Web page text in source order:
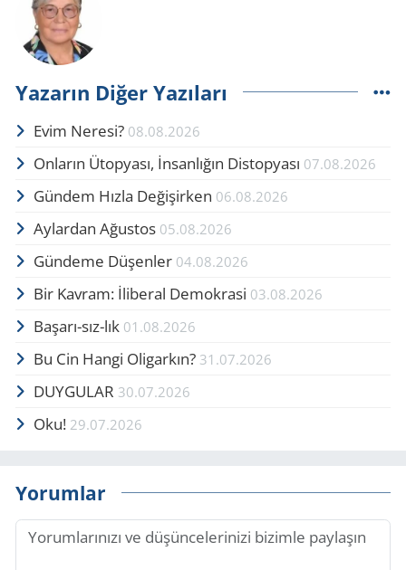
Yazarın Diğer Yazıları
Evim Neresi? 08.08.2026
Onların Ütopyası, İnsanlığın Distopyası 07.08.2026
Gündem Hızla Değişirken 06.08.2026
Aylardan Ağustos 05.08.2026
Gündeme Düşenler 04.08.2026
Bir Kavram: İliberal Demokrasi 03.08.2026
Başarı-sız-lık 01.08.2026
Bu Cin Hangi Oligarkın? 31.07.2026
DUYGULAR 30.07.2026
Oku! 29.07.2026
Yorumlar